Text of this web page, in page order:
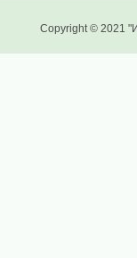
Copyright © 2021